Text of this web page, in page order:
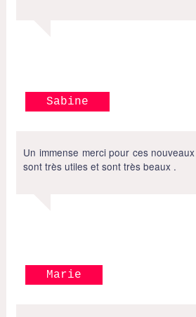
Sabine
Un immense merci pour ces
sont très utiles et sont très beaux .
Marie